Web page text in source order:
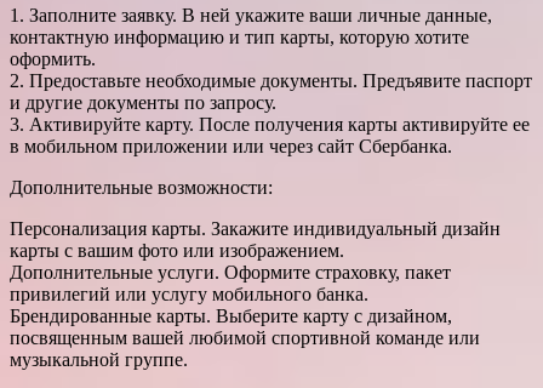
1. Заполните заявку. В ней укажите ваши личные данные,
контактную информацию и тип карты, которую хотите
оформить.
2. Предоставьте необходимые документы. Предъявите паспорт
и другие документы по запросу.
3. Активируйте карту. После получения карты активируйте ее
в мобильном приложении или через сайт Сбербанка.
Дополнительные возможности:
Персонализация карты. Закажите индивидуальный дизайн
карты с вашим фото или изображением.
Дополнительные услуги. Оформите страховку, пакет
привилегий или услугу мобильного банка.
Брендированные карты. Выберите карту с дизайном,
посвященным вашей любимой спортивной команде или
музыкальной группе.